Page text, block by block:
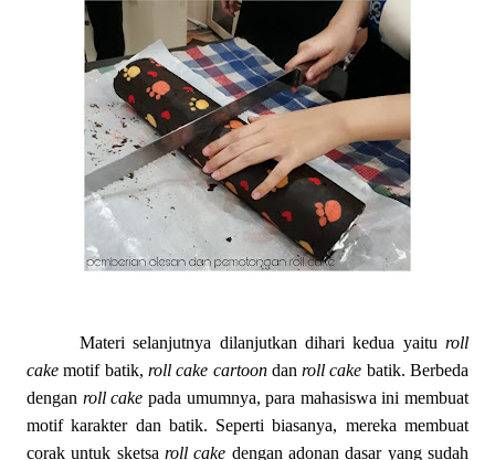
Materi selanjutnya dilanjutkan dihari kedua yaitu roll
cakemotif batik, roll cake cartoondanroll cake batik. Berbeda
dengan roll cake pada umumnya, para mahasiswa ini membuat
motif karakter dan batik. Seperti biasanya, mereka membuat
corak untuk sketsa roll cake dengan adonan dasar yang sudah